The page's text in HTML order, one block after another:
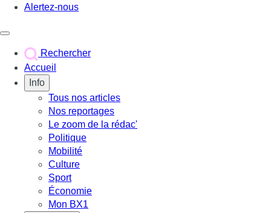
Alertez-nous
Rechercher
Accueil
Info
Tous nos articles
Nos reportages
Le zoom de la rédac'
Politique
Mobilité
Culture
Sport
Économie
Mon BX1